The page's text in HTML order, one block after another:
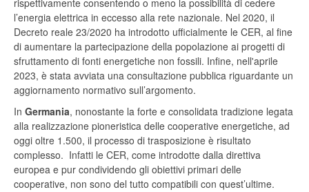
rispettivamente consentendo o meno la possibilità di cedere
l’energia elettrica in eccesso alla rete nazionale. Nel 2020, il
Decreto reale 23/2020 ha introdotto ufficialmente le CER, al fine
di aumentare la partecipazione della popolazione ai progetti di
sfruttamento di fonti energetiche non fossili. Infine, nell'aprile
2023, è stata avviata una consultazione pubblica riguardante un
aggiornamento normativo sull’argomento.
In Germania, nonostante la forte e consolidata tradizione legata
alla realizzazione pioneristica delle cooperative energetiche, ad
oggi oltre 1.500, il processo di trasposizione è risultato
complesso. Infatti le CER, come introdotte dalla direttiva
europea e pur condividendo gli obiettivi primari delle
cooperative, non sono del tutto compatibili con quest’ultime.